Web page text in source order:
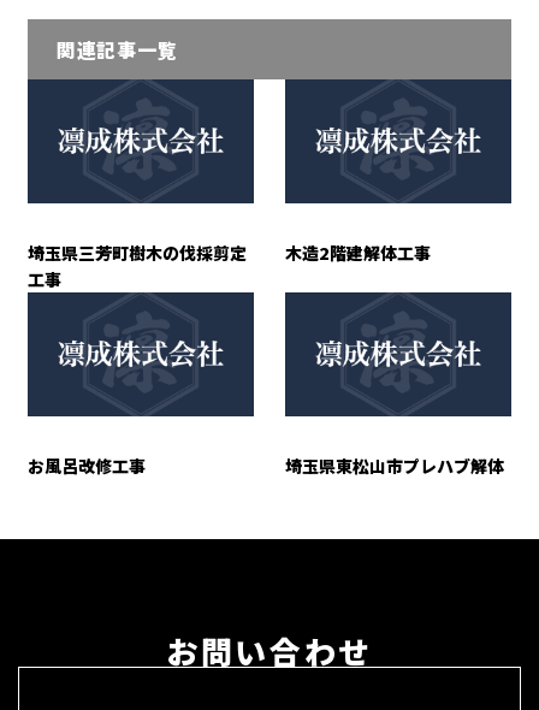
関連記事一覧
埼玉県三芳町樹木の伐採剪定
工事
木造2階建解体工事
お風呂改修工事 埼玉県東松山市プレハブ解体
お問い合わせ